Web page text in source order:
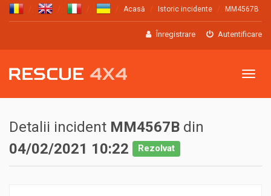
Acasă Istoric incidente MM4567B
Înregistrare Autentificare
Meniu
Detalii incident MM4567B din
04/02/2021 10:22
Rezolvat